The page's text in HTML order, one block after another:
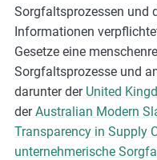
Sorgfaltsprozessen und
Informationen
Gesetze eine
Sorgfaltsprozesse und
darunter der United
derAustralian Modern
Transparency in Supply
unternehmerische